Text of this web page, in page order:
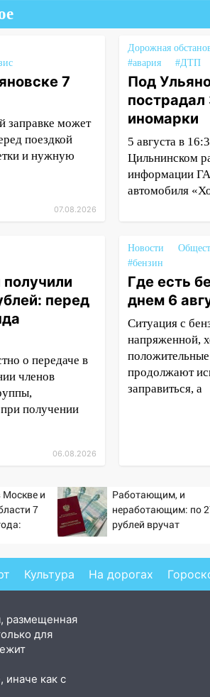
7
заправке может
поездкой
и нужную
07.08.2026
Дорожная
#авария
#ДТП
Под
пострадал
иномарки
5 августа в
Цильнинском
информации
автомобиля
перед
о передаче в
членов
получении
06.08.2026
Новости
#бензин
Где есть
днем 6
Ситуация с
напряженной,
продолжают
заправиться, а
Москве и
7
Работающим, и
неработающим: по
рублей вручат
Культура На дорогах
размещенная
для
иначе как с